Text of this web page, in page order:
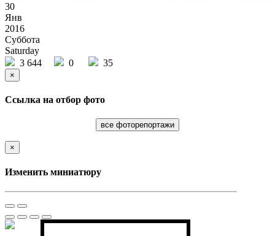
30
Янв
2016
Суббота
Saturday
3 644
0 35
×
Ссылка на отбор фото
все фоторепортажи
×
Изменить миниатюру